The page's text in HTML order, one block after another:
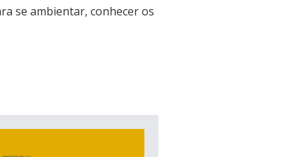
se ambientar, conhecer os